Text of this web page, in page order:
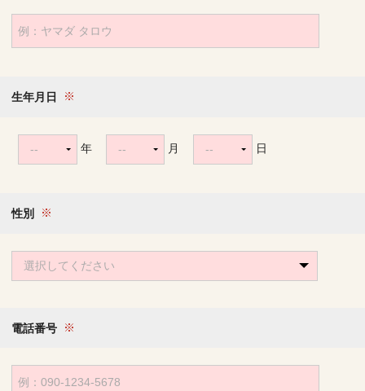
生年月日
-- 年 -- 月 -- 日
性別
選択してください
電話番号